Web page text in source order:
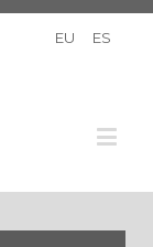
EU ES